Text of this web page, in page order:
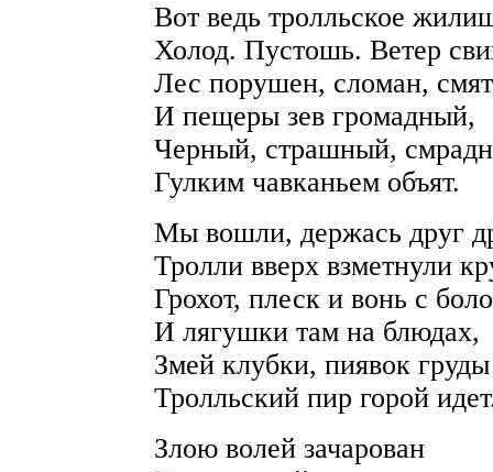
Вот ведь тролльское
Холод. Пустошь. Ветер
Лес порушен, сломан,
И пещеры зев громадный,
Черный, страшный,
Гулким чавканьем объят.
Мы вошли, держась друг
Тролли вверх взметнули
Грохот, плеск и вонь с
И лягушки там на блюдах,
Змей клубки, пиявок
Тролльский пир горой
Злою волей зачарован